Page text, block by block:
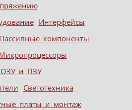
Интерфейсы
Пассивные компоненты
ОЗУ и ПЗУ
Светотехника
платы и монтаж